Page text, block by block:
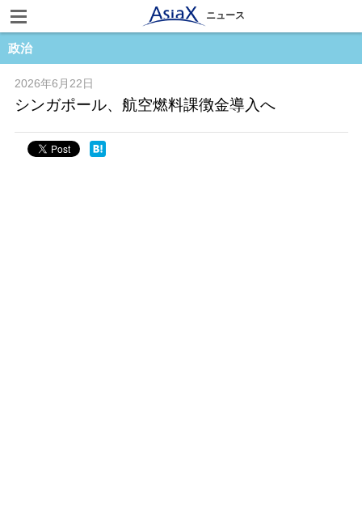
ニュース
政治
2026年6月22日
シンガポール、航空燃料課徴金導入へ